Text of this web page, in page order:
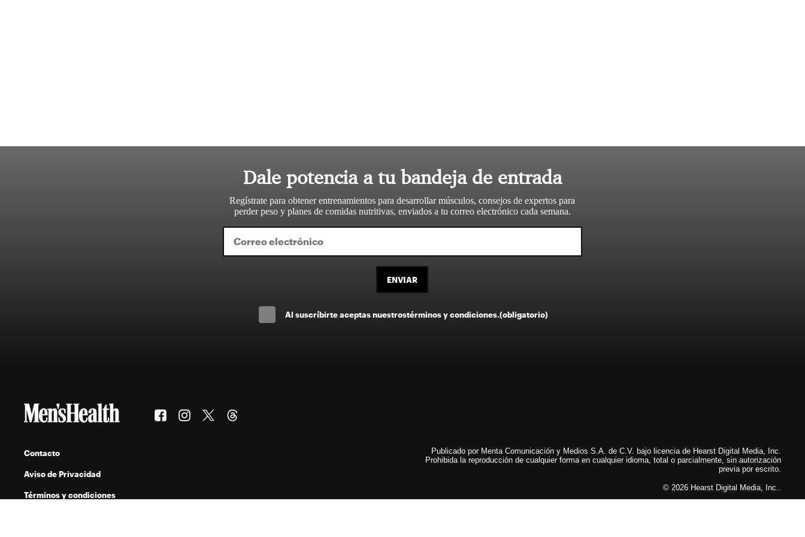
Dale potencia a tu bandeja de entrada
Regístrate para obtener entrenamientos para desarrollar músculos, consejos de expertos para
perder peso y planes de comidas nutritivas, enviados a tu correo electrónico cada semana.
ENVIAR
Al suscríbirte aceptas nuestrostérminos y condiciones.(obligatorio)
Contacto
Aviso de Privacidad
Términos y condiciones
Publicado por Menta Comunicación y Medios S.A. de C.V. bajo licencia de Hearst Digital Media, Inc.
Prohibida la reproducción de cualquier forma en cualquier idioma, total o parcialmente, sin autorización
previa por escrito.
© 2026 Hearst Digital Media, Inc..